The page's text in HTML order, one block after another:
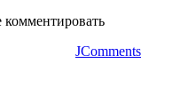
JComments